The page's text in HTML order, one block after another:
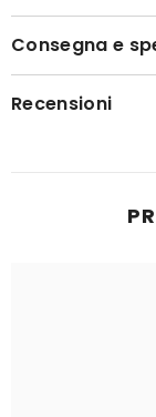
Consegna e
Recensioni